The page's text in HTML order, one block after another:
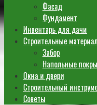
Фасад
Фундамент
Инвентарь для дачи
Строительные
Забор
Напольные
Окна и двери
Строительный
Советы